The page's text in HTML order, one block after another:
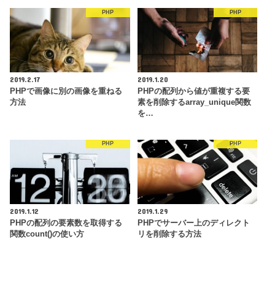
PHP
2019.2.17
PHPで画像に別の画像を重ねる
方法
PHP
2019.1.20
PHPの配列から値が重複する要
素を削除するarray_unique関数
を…
PHP
2019.1.12
PHPの配列の要素数を取得する
関数count()の使い方
PHP
2019.1.29
PHPでサーバー上のディレクト
リを削除する方法